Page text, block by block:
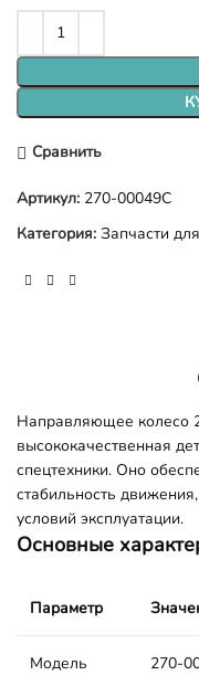
Сравнить
Артикул: 270-00049C
Категория: Запчасти
Направляющее колесо
высококачественная
спецтехники. Оно
стабильность
условий эксплуатации.
Основные
Параметр
Модель 270-